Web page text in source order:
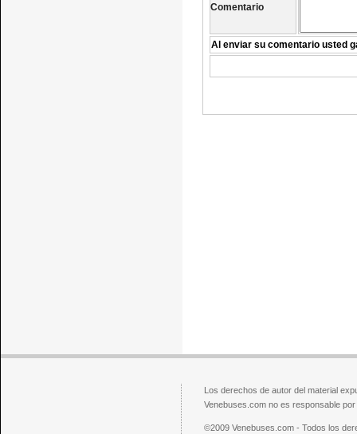
Comentario
Al enviar su comentario usted
Los derechos de autor del material
Venebuses.com no es responsable
©2009 Venebuses.com - Todos los